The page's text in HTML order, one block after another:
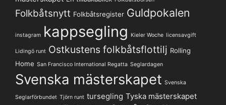
Folkbåtsnytt Folkbåtsregister Guldpokalen
instagram kappsegling Kieler Woche licensavgift
Lidingö runt Ostkustens folkbåtsflottilj Rolling
Home San Francisco International Regatta Seglardagen
Svenska mästerskapet Svenska
Seglarförbundet Tjörn runt tursegling Tyska mästerskapet